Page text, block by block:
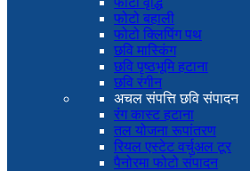
फोटो बहाली
फोटो क्लिपिंग पथ
छवि मास्किंग
छवि पृष्ठभूमि हटाना
छवि रंगीन
अचल संपत्ति छवि संपादन
रंग कास्ट हटाना
तल योजना रूपांतरण
रियल एस्टेट वर्चुअल टूर
पैनोरमा फोटो संपादन